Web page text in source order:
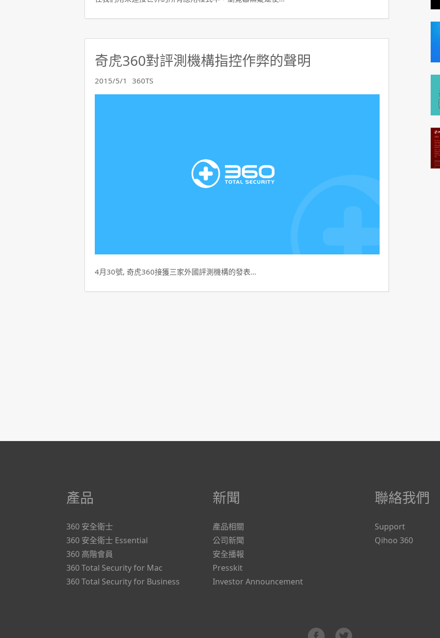
奇虎360對評測機構指控作弊的聲明
2015/5/1 360TS
4月30號, 奇虎360接獲三家外國評測機構的發表…
產品
360 安全衛士
360 安全衛士 Essential
360 高階會員
360 Total Security for Mac
360 Total Security for Business
新聞
產品相關
公司新聞
安全播報
Presskit
Investor Announcement
聯絡我們
Support
Qihoo 360